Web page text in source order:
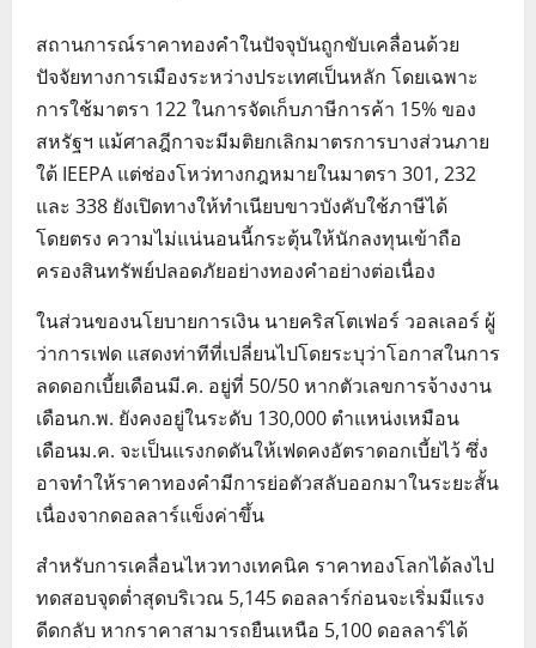
สถานการณ์ราคาทองคำในปัจจุบันถูกขับเคลื่อนด้วย
ปัจจัยทางการเมืองระหว่างประเทศเป็นหลัก โดยเฉพาะ
การใช้มาตรา 122 ในการจัดเก็บภาษีการค้า 15% ของ
สหรัฐฯ แม้ศาลฎีกาจะมีมติยกเลิกมาตรการบางส่วนภาย
ใต้ IEEPA แต่ช่องโหว่ทางกฎหมายในมาตรา 301, 232
และ 338 ยังเปิดทางให้ทำเนียบขาวบังคับใช้ภาษีได้
โดยตรง ความไม่แน่นอนนี้กระตุ้นให้นักลงทุนเข้าถือ
ครองสินทรัพย์ปลอดภัยอย่างทองคำอย่างต่อเนื่อง
ในส่วนของนโยบายการเงิน นายคริสโตเฟอร์ วอลเลอร์ ผู้
ว่าการเฟด แสดงท่าทีที่เปลี่ยนไปโดยระบุว่าโอกาสในการ
ลดดอกเบี้ยเดือนมี.ค. อยู่ที่ 50/50 หากตัวเลขการจ้างงาน
เดือนก.พ. ยังคงอยู่ในระดับ 130,000 ตำแหน่งเหมือน
เดือนม.ค. จะเป็นแรงกดดันให้เฟดคงอัตราดอกเบี้ยไว้ ซึ่ง
อาจทำให้ราคาทองคำมีการย่อตัวสลับออกมาในระยะสั้น
เนื่องจากดอลลาร์แข็งค่าขึ้น
สำหรับการเคลื่อนไหวทางเทคนิค ราคาทองโลกได้ลงไป
ทดสอบจุดต่ำสุดบริเวณ 5,145 ดอลลาร์ก่อนจะเริ่มมีแรง
ดีดกลับ หากราคาสามารถยืนเหนือ 5,100 ดอลลาร์ได้